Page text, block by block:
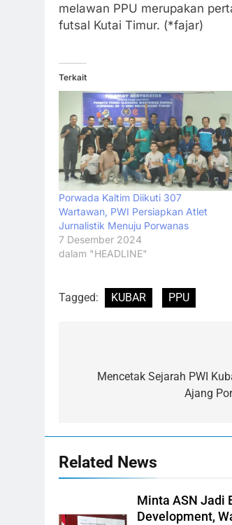
melawan PPU merupakan
futsal Kutai Timur. (*fajar)
Terkait
Porwada Kaltim Diikuti 307
Wartawan, PWI Persiapkan Atlet
Jurnalistik Menuju Porwanas
7 Desember 2024
dalam "HEADLINE"
Tagged: KUBAR PPU
posMencetak Sejarah PWI
Ajang
Related News
Minta ASN Jadi
Development,